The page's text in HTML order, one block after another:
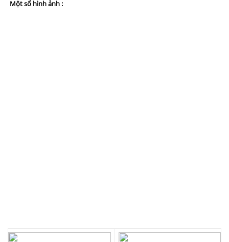
Một số hình ảnh :